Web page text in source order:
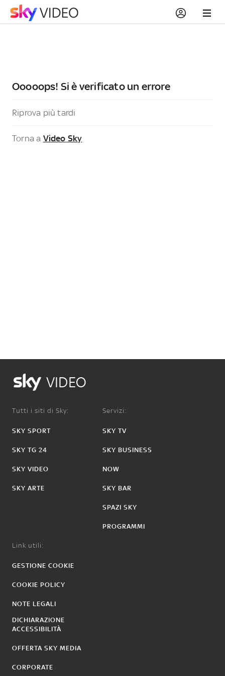
Ooooops! Si è verificato un errore
Riprova più tardi
Torna a Video Sky
VIDEO
Tutti i siti di Sky:
SKY SPORT
SKY TG 24
SKY VIDEO
SKY ARTE
Servizi:
SKY TV
SKY BUSINESS
NOW
SKY BAR
SPAZI SKY
PROGRAMMI
Link utili:
GESTIONE COOKIE
COOKIE POLICY
NOTE LEGALI
DICHIARAZIONE
ACCESSIBILITÀ
OFFERTA SKY MEDIA
CORPORATE